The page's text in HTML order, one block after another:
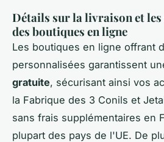
Détails sur la livraison et
des boutiques en ligne
Les boutiques en ligne offrant
personnalisées garantissent
gratuite, sécurisant ainsi vos
la Fabrique des 3 Conils et
sans frais supplémentaires en
plupart des pays de l'UE. De